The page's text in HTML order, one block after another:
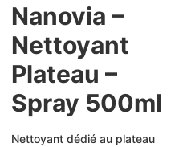
Nanovia –
Nettoyant
Plateau –
Spray 500ml
Nettoyant dédié au plateau